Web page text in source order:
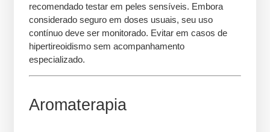
recomendado testar em peles sensíveis. Embora
considerado seguro em doses usuais, seu uso
contínuo deve ser monitorado. Evitar em casos de
hipertireoidismo sem acompanhamento
especializado.
Aromaterapia